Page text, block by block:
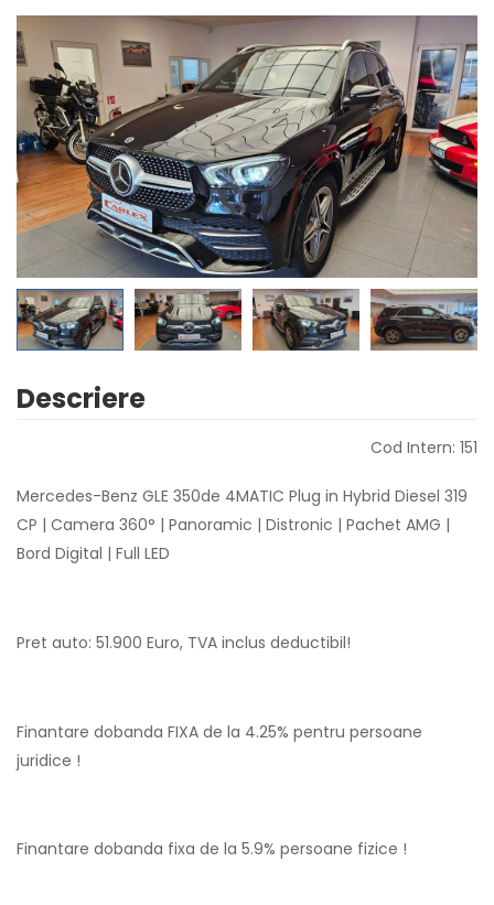
Descriere
Cod Intern: 151
Mercedes-Benz GLE 350de 4MATIC Plug in Hybrid Diesel 319
CP | Camera 360° | Panoramic | Distronic | Pachet AMG |
Bord Digital | Full LED
Pret auto: 51.900 Euro, TVA inclus deductibil!
Finantare dobanda FIXA de la 4.25% pentru persoane
juridice !
Finantare dobanda fixa de la 5.9% persoane fizice !